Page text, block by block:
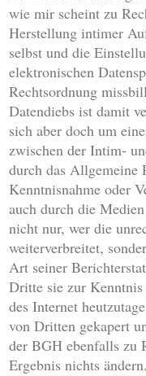
wie mir scheint zu
Herstellung intimer
selbst und die
elektronischen
Rechtsordnung
Datendiebs ist damit
sich aber doch um
zwischen der Intim-
durch das Allgemeine
Kenntnisnahme oder
auch durch die
nicht nur, wer die
weiterverbreitet,
Art seiner
Dritte sie zur Kenntnis
des Internet
von Dritten gekapert
der BGH ebenfalls zu
Ergebnis nichts ändern.